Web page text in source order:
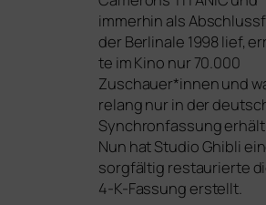
immer­hin als
der Berlinale 1998 lief,
te im Kino nur 70.000
Zuschauer*innen und
re­lang nur in der
Synchronfassung
Nun hat Studio Ghibli
sorg­fäl­tig restau­rier­te
4‑K-Fassung erstellt.